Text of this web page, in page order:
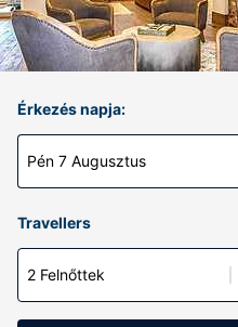
Érkezés napja:
Pén 7 Augusztus
Travellers
2 Felnőttek